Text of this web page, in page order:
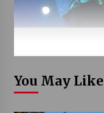
You May Like